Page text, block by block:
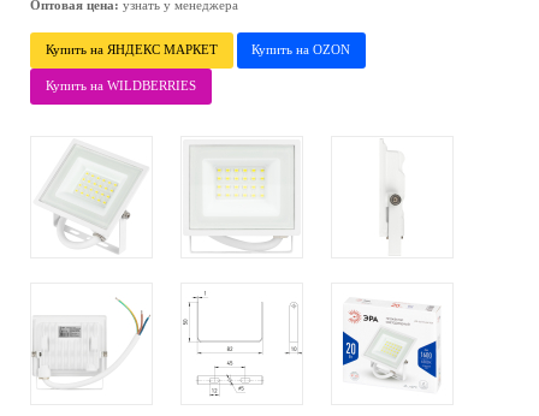
Оптовая цена: узнать у менеджера
Купить на ЯНДЕКС МАРКЕТ Купить на OZON
Купить на WILDBERRIES